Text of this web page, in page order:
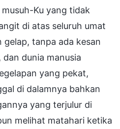
Ku yang tidak
di atas seluruh umat
gelap, tanpa ada kesan
dunia manusia
yang pekat,
di dalamnya bahkan
yang terjulur di
melihat matahari ketika